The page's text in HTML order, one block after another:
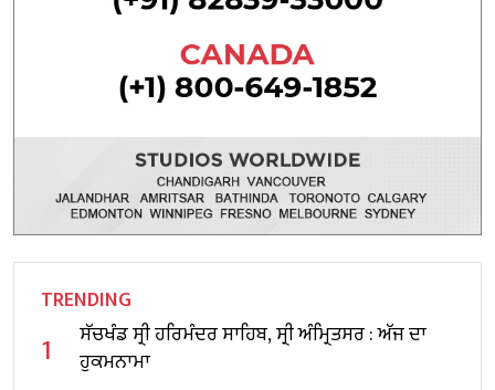
TRENDING
1
ਸੱਚਖੰਡ ਸ੍ਰੀ ਹਰਿਮੰਦਰ ਸਾਹਿਬ, ਸ੍ਰੀ ਅੰਮ੍ਰਿਤਸਰ : ਅੱਜ ਦਾ
ਹੁਕਮਨਾਮਾ